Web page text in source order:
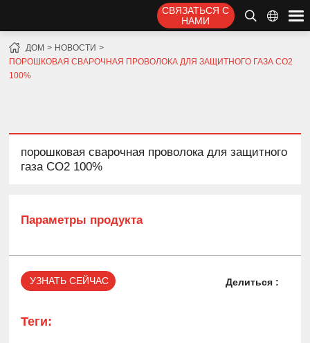
СВЯЗАТЬСЯ С
НАМИ
ДОМ
НОВОСТИ
ПОРОШКОВАЯ СВАРОЧНАЯ ПРОВОЛОКА ДЛЯ ЗАЩИТНОГО ГАЗА CO2
100%
порошковая сварочная проволока для защитного
газа CO2 100%
Параметры продукта
УЗНАТЬ СЕЙЧАС Делиться :
Теги: